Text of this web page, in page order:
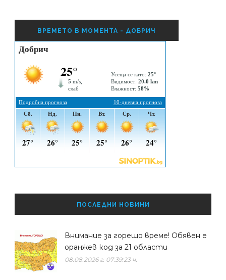
ВРЕМЕТО В МОМЕНТА - ДОБРИЧ
ПОСЛЕДНИ НОВИНИ
Внимание за горещо време! Обявен е
оранжев код за 21 области
08.08.2026 г. 07:39:23 ч.